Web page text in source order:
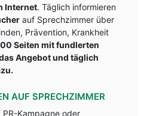
Internet. Täglich informieren
auf Sprechzimmer über
Prävention, Krankheit
Seiten mit fundlerten
Angebot und täglich
AUF SPRECHZIMMER
Kampagne oder